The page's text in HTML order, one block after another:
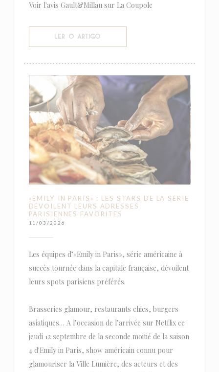
Voir l'avis Gault&Millau sur La Coupole
LER O ARTIGO
«EMILY IN PARIS» : LES STARS DE LA SÉRIE
DÉVOILENT LEURS ADRESSES
PARISIENNES FAVORITES
11/03/2026
Les équipes d’«Emily in Paris», série américaine à
succès tournée dans la capitale française, dévoilent
leurs spots parisiens préférés.
Brasseries glamour, restaurants chics, burgers
asiatiques… A l’occasion de l’arrivée sur Netflix ce
jeudi 12 septembre de la seconde moitié de la saison
4 d'Emily in Paris, show américain connu pour
glamouriser la Ville Lumière, des acteurs et des